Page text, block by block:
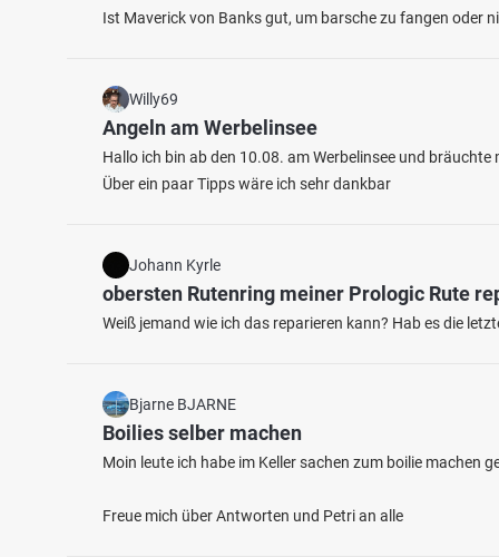
Kyll (Speicher)
Fischarten: Bachforelle, Hecht, Karpfen
Kyll
Ist Maverick von Banks gut, um barsche zu fangen oder
Willy69
Angeln am Werbelinsee
Hallo ich bin ab den 10.08. am Werbelinsee und
Über ein paar Tipps wäre ich sehr dankbar
Johann Kyrle
obersten Rutenring meiner Prologic Rute
Weiß jemand wie ich das reparieren kann? Hab es die
Bjarne BJARNE
Boilies selber machen
Moin leute ich habe im Keller sachen zum boilie machen
Freue mich über Antworten und Petri an alle